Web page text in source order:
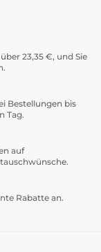
23,35 €, und Sie
Bestellungen bis
Tag.
auf
Rabatte an.